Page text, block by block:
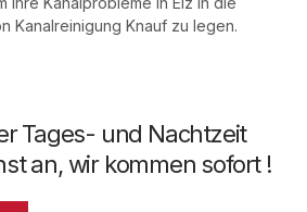
Kanalreinigung Knauf zu legen.
Tages- und Nachtzeit
an, wir kommen sofort !